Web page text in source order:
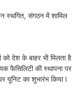
स्थगित, संगठन में शामिल
को देश के बाहर भी मिलता है
फैसिलिटी की स्थापना पर
यूनिट का शुभारंभ किया l